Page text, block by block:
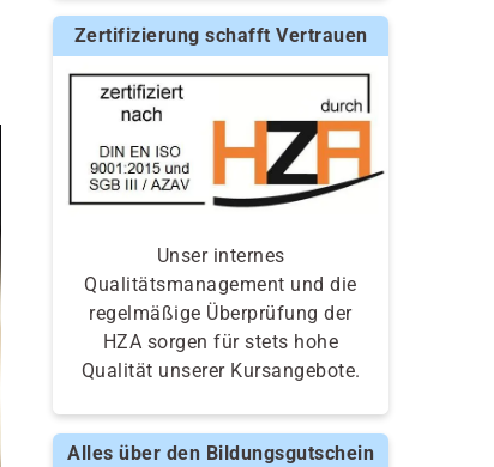
Zertifizierung schafft Vertrauen
Unser internes
Qualitätsmanagement und die
regelmäßige Überprüfung der
HZA sorgen für stets hohe
Qualität unserer Kursangebote.
Alles über den Bildungsgutschein